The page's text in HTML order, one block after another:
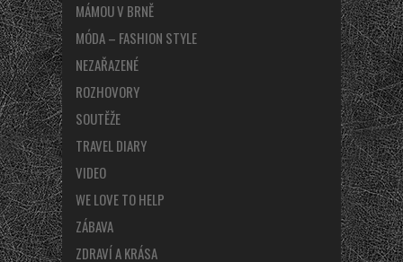
MÁMOU V BRNĚ
MÓDA – FASHION STYLE
NEZAŘAZENÉ
ROZHOVORY
SOUTĚŽE
TRAVEL DIARY
VIDEO
WE LOVE TO HELP
ZÁBAVA
ZDRAVÍ A KRÁSA